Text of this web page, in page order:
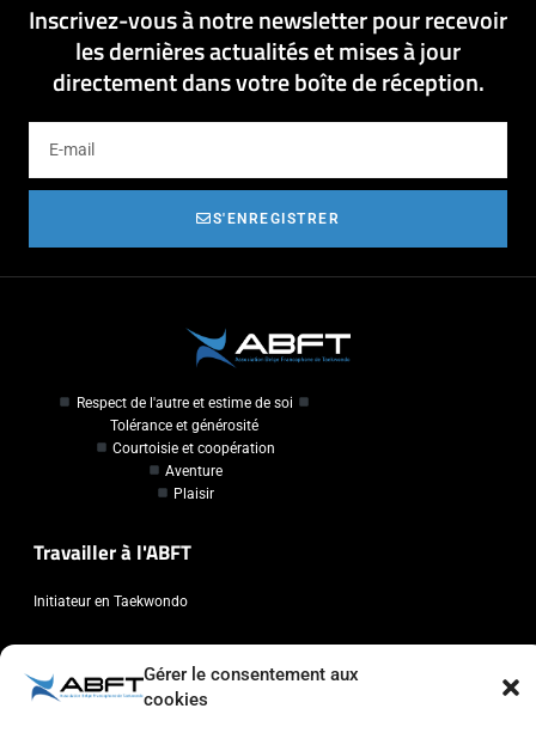
Gérer le consentement aux
cookies
Inscrivez-vous à notre newsletter pour recevoir
les dernières actualités et mises à jour
directement dans votre boîte de réception.
S'ENREGISTRER
Respect de l'autre et estime de soi
Tolérance et générosité
Courtoisie et coopération
Aventure
Plaisir
Travailler à l'ABFT
Initiateur en Taekwondo
Association Belge Francophone de Taekwondo